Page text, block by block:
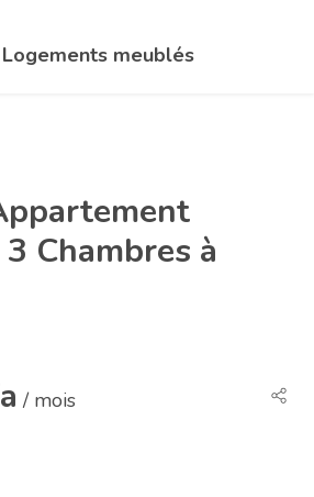
Logements meublés
Chambres à
/ mois